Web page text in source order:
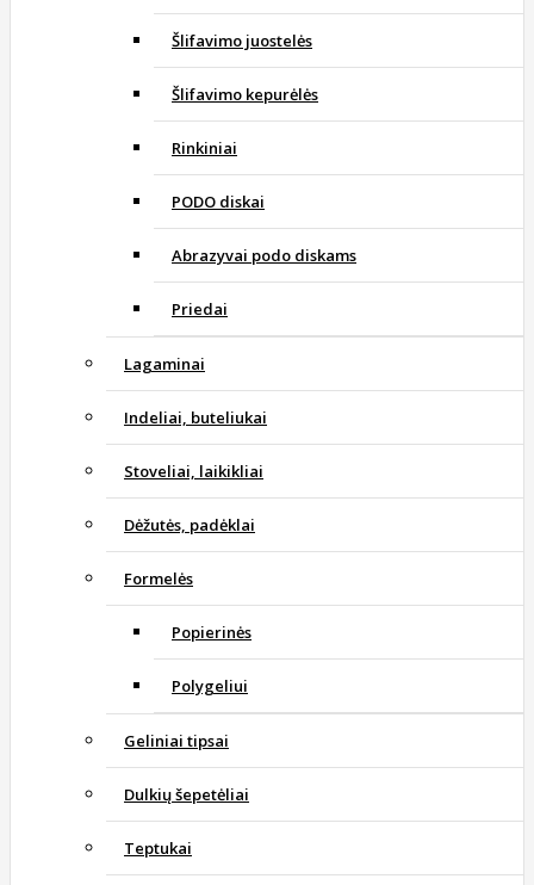
Šlifavimo juostelės
Šlifavimo kepurėlės
Rinkiniai
PODO diskai
Abrazyvai podo diskams
Priedai
Lagaminai
Indeliai, buteliukai
Stoveliai, laikikliai
Dėžutės, padėklai
Formelės
Popierinės
Polygeliui
Geliniai tipsai
Dulkių šepetėliai
Teptukai